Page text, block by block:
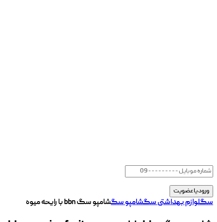
سگلوازم بهداشتی سگشامپو سگشامپو سگ bbn با رایحه میوه